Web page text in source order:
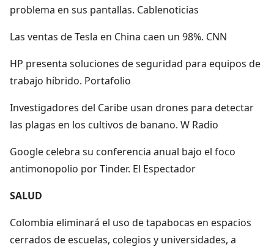
problema en sus pantallas. Cablenoticias
Las ventas de Tesla en China caen un 98%. CNN
HP presenta soluciones de seguridad para equipos de
trabajo híbrido. Portafolio
Investigadores del Caribe usan drones para detectar
las plagas en los cultivos de banano. W Radio
Google celebra su conferencia anual bajo el foco
antimonopolio por Tinder. El Espectador
SALUD
Colombia eliminará el uso de tapabocas en espacios
cerrados de escuelas, colegios y universidades, a